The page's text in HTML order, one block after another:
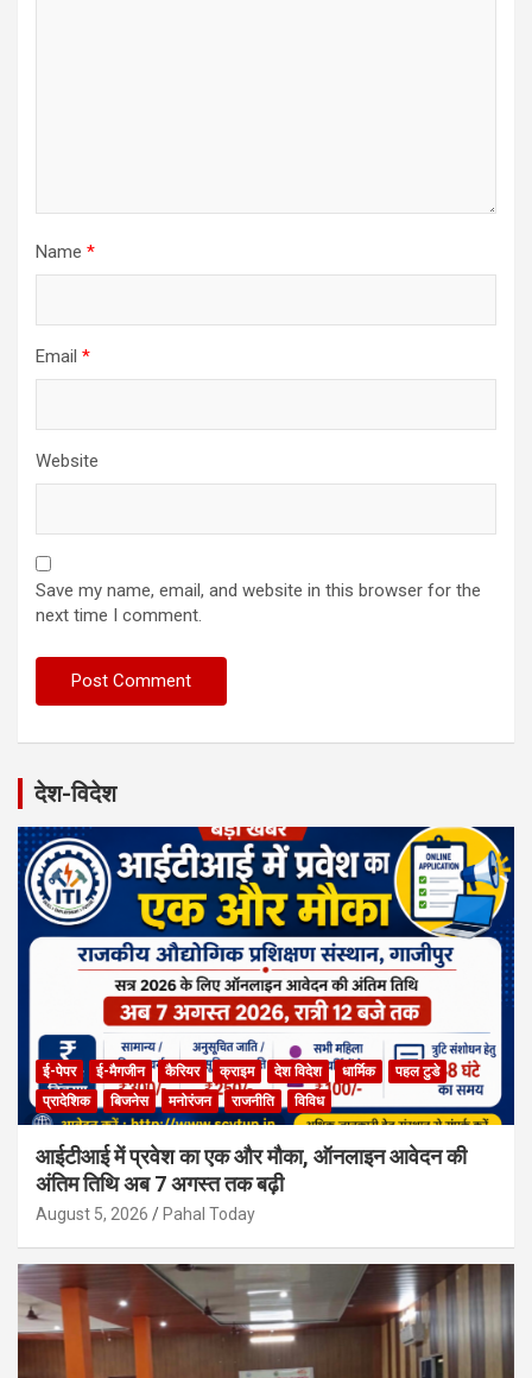
Name *
Email *
Website
Save my name, email, and website in this browser for the
next time I comment.
देश-विदेश
ई-पेपर ई-मैगजीन कैरियर क्राइम देश विदेश धार्मिक
पहल टुडे
प्रादेशिक
बिजनेस मनोरंजन राजनीति विविध
आईटीआई में प्रवेश का एक और मौका, ऑनलाइन आवेदन की
अंतिम तिथि अब 7 अगस्त तक बढ़ी
August 5, 2026 Pahal Today